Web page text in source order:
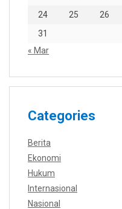
24
25 26
31
« Mar
Categories
Berita
Ekonomi
Hukum
Internasional
Nasional